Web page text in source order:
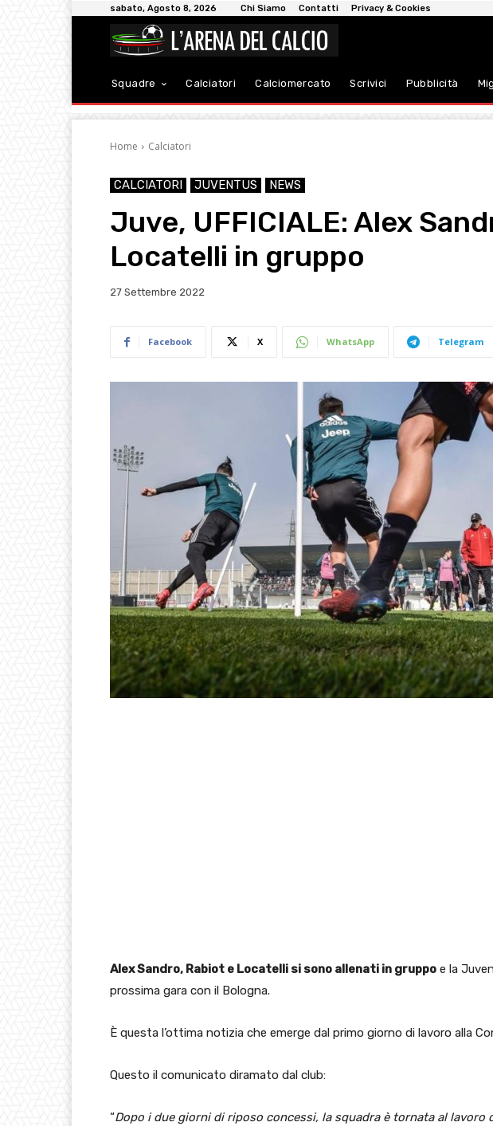
sabato, Agosto 8, 2026 Chi Siamo Contatti Privacy & Cookies
Squadre Calciatori Calciomercato Scrivici Pubblicità
Home Calciatori
CALCIATORI JUVENTUS NEWS
Juve, UFFICIALE: Alex
Locatelli in gruppo
27 Settembre 2022
Facebook X WhatsApp Telegram
Alex Sandro, Rabiot e Locatelli si sono allenati in gruppo e la
prossima gara con il Bologna.
È questa l’ottima notizia che emerge dal primo giorno di lavoro alla
Questo il comunicato diramato dal club:
“Dopo i due giorni di riposo concessi, la squadra è tornata al lavoro